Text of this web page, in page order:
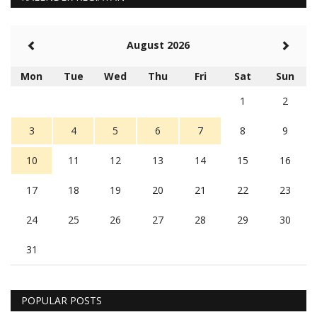
August 2026
Mon Tue Wed Thu Fri Sat
Sun
1
2
3 4 5 6 7 8 9
10 11 12 13 14 15 16
17 18 19 20 21 22 23
24 25 26 27 28 29 30
31
POPULAR POSTS